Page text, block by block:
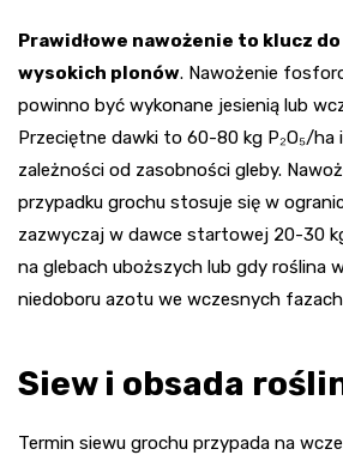
Prawidłowe nawożenie to klucz
wysokich plonów. Nawożenie
powinno być wykonane jesienią lub
Przeciętne dawki to 60-80 kg P₂O₅/ha
zależności od zasobności gleby.
przypadku grochu stosuje się w
zazwyczaj w dawce startowej 20-30
na glebach uboższych lub gdy roślina
niedoboru azotu we wczesnych
Siew i obsada
Termin siewu grochu przypada na